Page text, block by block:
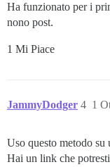
Ha funzionato per i
nono post.
1 Mi Piace
JammyDodger 1
4
Uso questo metodo su
Hai un link che